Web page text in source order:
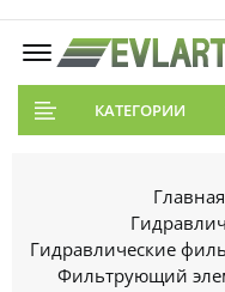
КАТЕГОРИИ
Главная
Гидравлические
Фильтрующий